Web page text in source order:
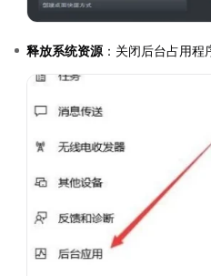
释放系统资源 ：关闭后台占用程